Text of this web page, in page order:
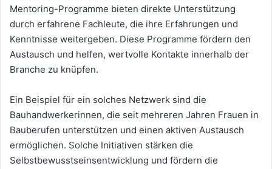
Mentoring-Programme bieten direkte Unterstützung
durch erfahrene Fachleute, die ihre Erfahrungen und
Kenntnisse weitergeben. Diese Programme fördern den
Austausch und helfen, wertvolle Kontakte innerhalb der
Branche zu knüpfen.
Ein Beispiel für ein solches Netzwerk sind die
Bauhandwerkerinnen, die seit mehreren Jahren Frauen in
Bauberufen unterstützen und einen aktiven Austausch
ermöglichen. Solche Initiativen stärken die
Selbstbewusstseinsentwicklung und fördern die